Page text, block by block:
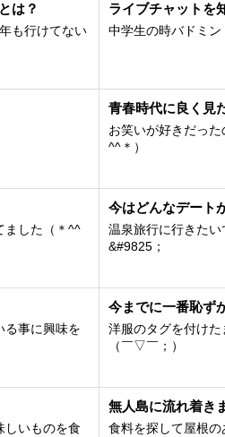
は？
も行けてない
ライブチャットを
中学生の時バドミ
青春時代に良く見
お笑いが好きだっ
^^＊）
ました（＊^^
今はどんなデート
温泉旅行に行きた
&#9825；
る事に興味を
今までに一番恥ず
洋服のタグを付け
（￣▽￣；）
しいものを食
無人島に流れ着き
食料を探して屋根の